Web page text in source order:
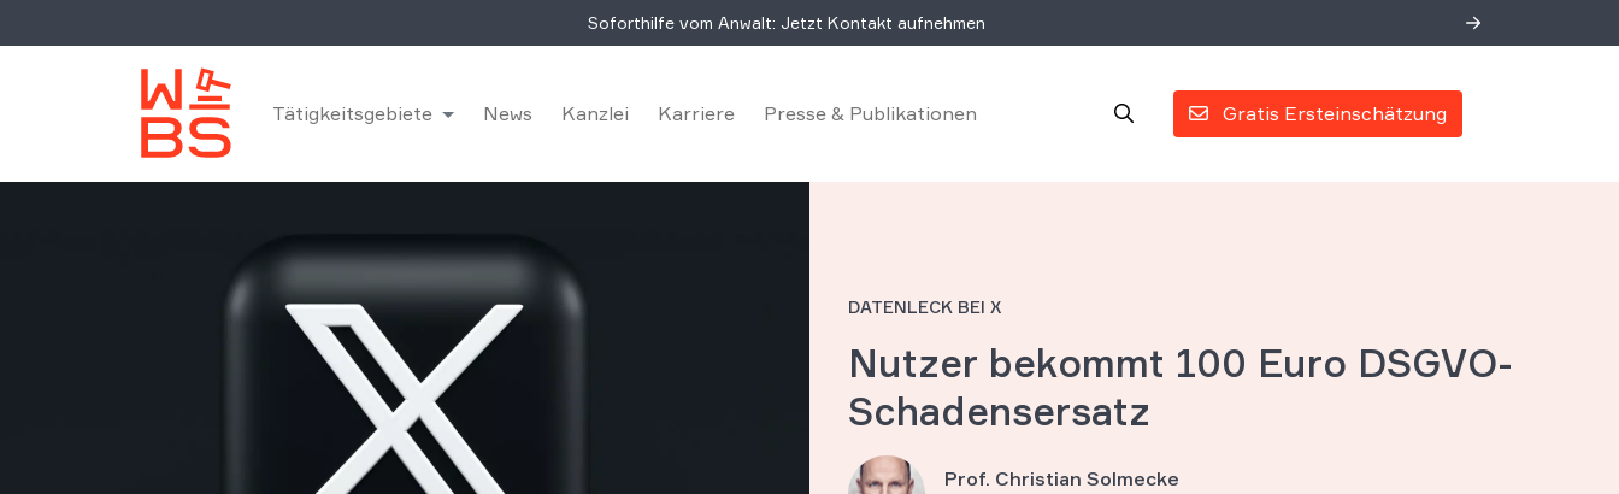
Soforthilfe vom Anwalt: Jetzt Kontakt aufnehmen
Gratis Ersteinschätzung
Tätigkeitsgebiete News Kanzlei Karriere Presse & Publikationen
DATENLECK BEI X
Nutzer bekommt 100 Euro DSGVO-
Schadensersatz
Prof. Christian Solmecke